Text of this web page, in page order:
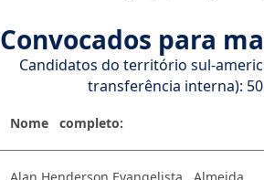
Convocados para
Candidatos do território sul-
transferência interna):
Nome completo: